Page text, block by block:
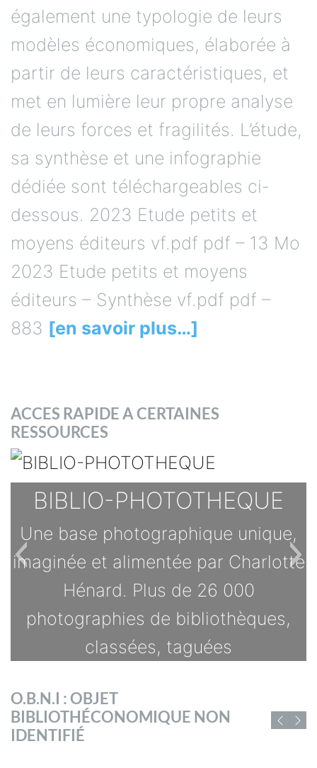
également une typologie de leurs
modèles économiques, élaborée à
partir de leurs caractéristiques, et
met en lumière leur propre analyse
de leurs forces et fragilités. L’étude,
sa synthèse et une infographie
dédiée sont téléchargeables ci-
dessous. 2023 Etude petits et
moyens éditeurs vf.pdf pdf – 13 Mo
2023 Etude petits et moyens
éditeurs – Synthèse vf.pdf pdf –
883 [en savoir plus…]
ACCES RAPIDE A CERTAINES
RESSOURCES
BIBLIO-PHOTOTHEQUE
Une base photographique unique,
imaginée et alimentée par Charlotte
Hénard. Plus de 26 000
photographies de bibliothèques,
classées, taguées
CHIFFRES ET RAPPORTS
TOUTES LES OFFRES
D'EMPLOI DE
O.B.N.I : OBJET
BIBLIOTHÉCONOMIQUE NON
IDENTIFIÉ